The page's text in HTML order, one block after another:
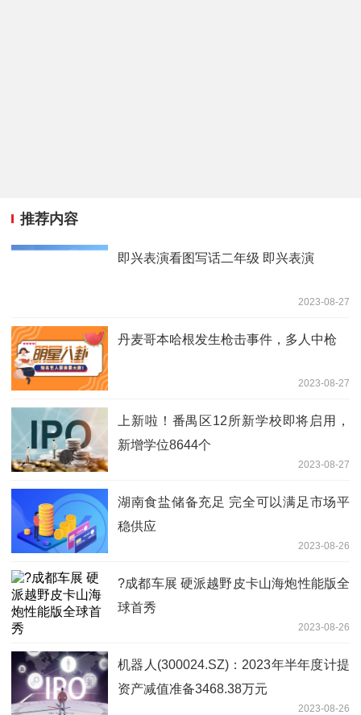
推荐内容
即兴表演看图写话二年级 即兴表演
2023-08-27
丹麦哥本哈根发生枪击事件，多人中枪
2023-08-27
上新啦！番禺区12所新学校即将启用，
新增学位8644个
2023-08-27
湖南食盐储备充足 完全可以满足市场平
稳供应
2023-08-26
?成都车展 硬派越野皮卡山海炮性能版全
球首秀
2023-08-26
机器人(300024.SZ)：2023年半年度计提
资产减值准备3468.38万元
2023-08-26